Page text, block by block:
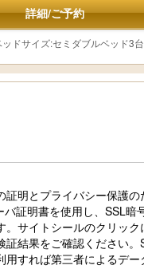
詳細/ご予約
ッドサイズ:セミダブルベッド3
証明とプライバシー保護
バ証明書を使用し、SSL暗
。サイトシールのクリッ
証結果をご確認ください
用すれば第三者によるデ